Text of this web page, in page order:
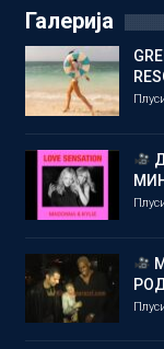
Галерија